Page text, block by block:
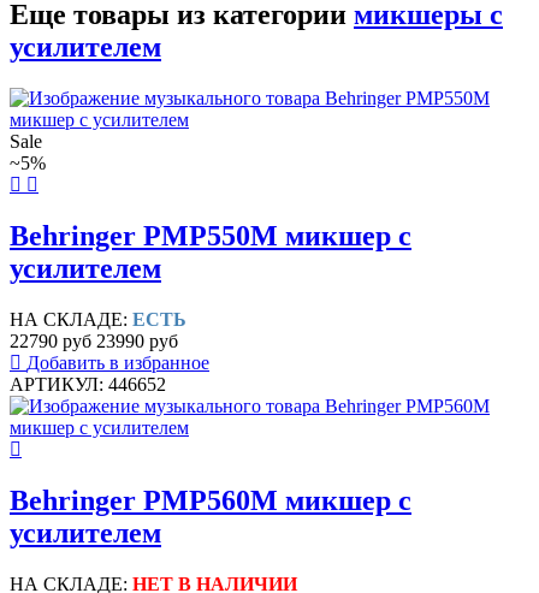
Еще товары из категории микшеры с
усилителем
Sale
~5%
Behringer PMP550M микшер с
усилителем
НА СКЛАДЕ: ЕСТЬ
22790 руб 23990 руб
Добавить в избранное
АРТИКУЛ: 446652
Behringer PMP560M микшер с
усилителем
НА СКЛАДЕ: НЕТ В НАЛИЧИИ